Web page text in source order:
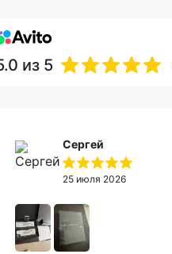
из 5
Сергей
25 июля 2026